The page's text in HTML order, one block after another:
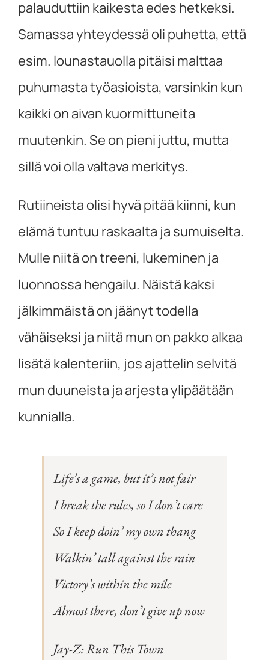
palauduttiin kaikesta edes hetkeksi.
Samassa yhteydessä oli puhetta, että
esim. lounastauolla pitäisi malttaa
puhumasta työasioista, varsinkin kun
kaikki on aivan kuormittuneita
muutenkin. Se on pieni juttu, mutta
sillä voi olla valtava merkitys.
Rutiineista olisi hyvä pitää kiinni, kun
elämä tuntuu raskaalta ja sumuiselta.
Mulle niitä on treeni, lukeminen ja
luonnossa hengailu. Näistä kaksi
jälkimmäistä on jäänyt todella
vähäiseksi ja niitä mun on pakko alkaa
lisätä kalenteriin, jos ajattelin selvitä
mun duuneista ja arjesta ylipäätään
kunnialla.
Life’s a game, but it’s not fair
I break the rules, so I don’t care
So I keep doin’ my own thang
Walkin’ tall against the rain
Victory’s within the mile
Almost there, don’t give up now
Jay-Z:Run This Town